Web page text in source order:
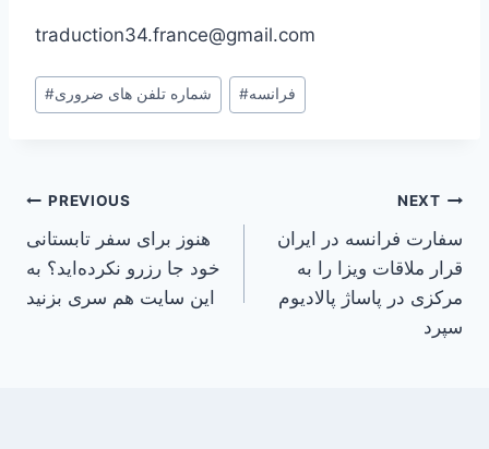
traduction34.france@gmail.com
Post
Tags:
#شماره تلفن های ضروری #فرانسه
Post
navigation
PREVIOUS
هنوز برای سفر تابستانی
خود جا رزرو نکرده‌اید؟ به
این سایت هم سری بزنید
NEXT
سفارت فرانسه در ایران
قرار ملاقات ویزا را به
مرکزی در پاساژ پالادیوم
سپرد